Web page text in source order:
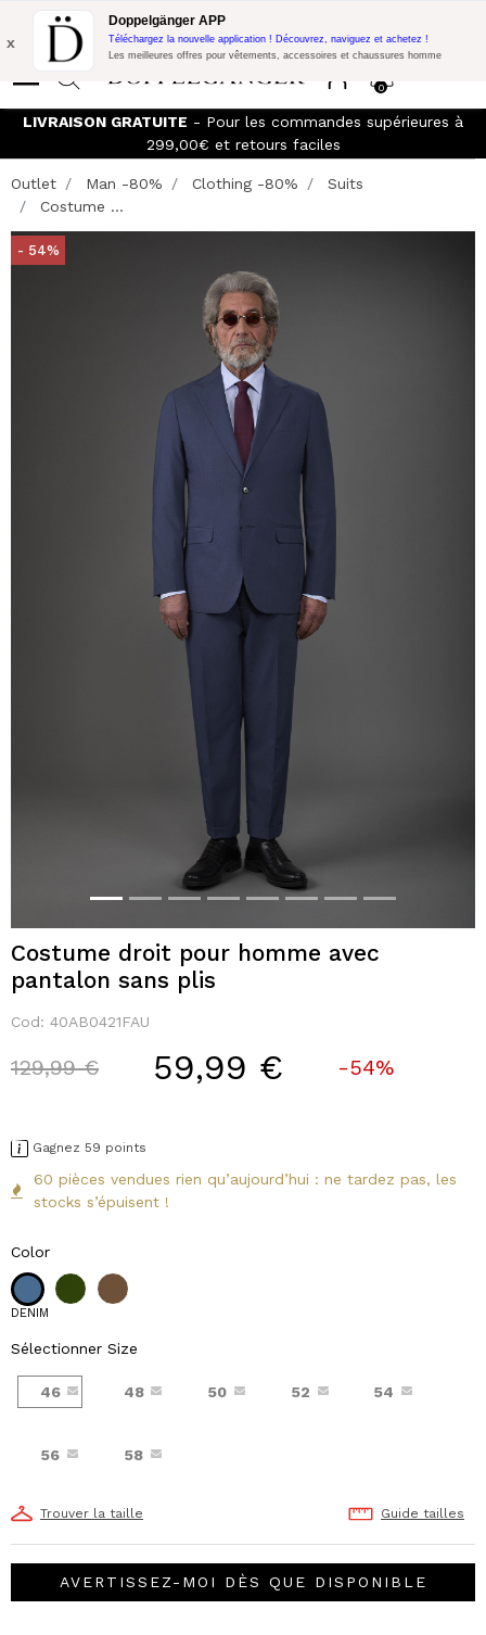
Promo Flash: 10% de réduction supplémentaire sur 300€ d'achat
avec le code:
0
x
Doppelgänger APP
Téléchargez la nouvelle application ! Découvrez, naviguez et achetez !
Les meilleures offres pour vêtements, accessoires et chaussures homme
LIVRAISON GRATUITE - Pour les commandes supérieures à
299,00€ et retours faciles
Outlet Man -80% Clothing -80%
Suits
Costume ...
- 54%
Costume droit pour homme avec
pantalon sans plis
Cod: 40AB0421FAU
Price reduced from
129,99 €to 59,99 € -54%
Gagnez 59 points
60 pièces vendues rien qu’aujourd’hui : ne tardez pas, les
stocks s’épuisent !
Color
DENIM
Sélectionner Size
46 48 50 52 54
56 58
Trouver la taille Guide tailles
AVERTISSEZ-MOI DÈS QUE DISPONIBLE